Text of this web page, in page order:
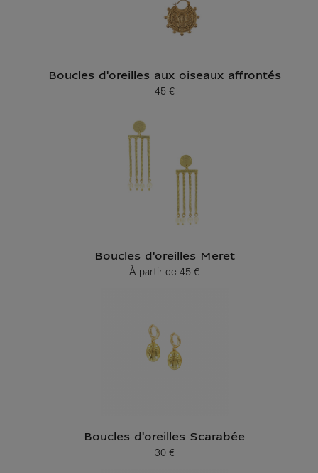
Boucles d'oreilles aux oiseaux affrontés
Prix ​​actuel
45 €
Boucles d'oreilles Meret
À partir dePrix ​​actuel
45 €
Boucles d'oreilles Scarabée
Prix ​​actuel
30 €